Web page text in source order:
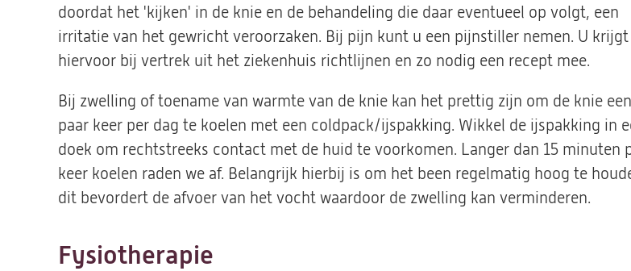
doordat het 'kijken' in de knie en de behandeling die daar eventueel op volgt, een
irritatie van het gewricht veroorzaken. Bij pijn kunt u een pijnstiller nemen. U krijgt
hiervoor bij vertrek uit het ziekenhuis richtlijnen en zo nodig een recept mee.
Bij zwelling of toename van warmte van de knie kan het prettig zijn om de knie een
paar keer per dag te koelen met een coldpack/ijspakking. Wikkel de ijspakking in
doek om rechtstreeks contact met de huid te voorkomen. Langer dan 15 minuten
keer koelen raden we af. Belangrijk hierbij is om het been regelmatig hoog te
dit bevordert de afvoer van het vocht waardoor de zwelling kan verminderen.
Fysiotherapie